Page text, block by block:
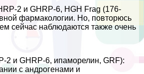
2 и GHRP-6, HGH Frag (176-
фармакологии. Но, повторюсь
сейчас наблюдаются также очень
2 и GHRP-6, ипаморелин, GRF):
с андрогенами и